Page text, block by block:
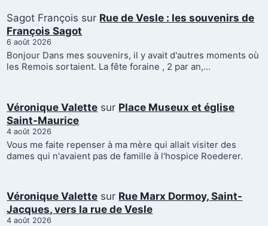
Sagot François sur Rue de Vesle : les souvenirs de
François Sagot
6 août 2026
Bonjour Dans mes souvenirs, il y avait d'autres moments où
les Remois sortaient. La fête foraine , 2 par an,…
Véronique Valette sur Place Museux et église
Saint-Maurice
4 août 2026
Vous me faite repenser à ma mère qui allait visiter des
dames qui n'avaient pas de famille à l'hospice Roederer.
Véronique Valette sur Rue Marx Dormoy, Saint-
Jacques, vers la rue de Vesle
4 août 2026